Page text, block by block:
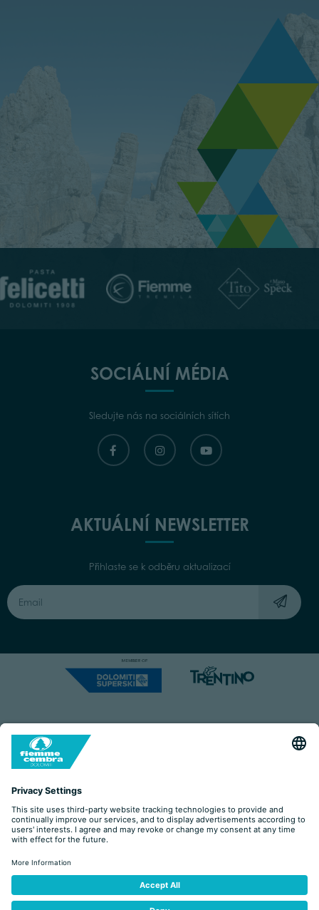
SOCIÁLNÍ MÉDIA
Sledujte nás na sociálních sítích
AKTUÁLNÍ NEWSLETTER
Přihlaste se k odběru aktualizací
Capitale Sociale: Euro 220.000,00 | VAT: 01901280220
COOKIES IMPRINT